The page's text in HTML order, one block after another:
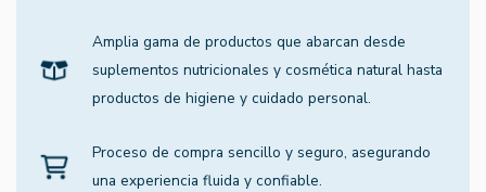
Amplia gama de productos que abarcan desde
suplementos nutricionales y cosmética natural hasta
productos de higiene y cuidado personal.
Proceso de compra sencillo y seguro, asegurando
una experiencia fluida y confiable.